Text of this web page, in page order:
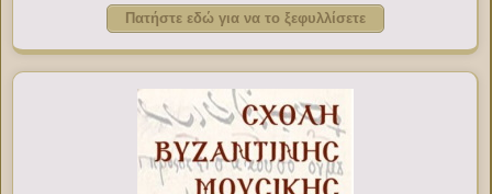
Πατήστε εδώ για να το ξεφυλλίσετε